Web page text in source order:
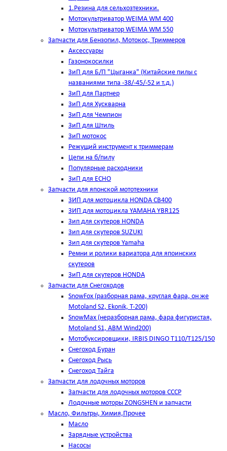
1.Резина для сельхозтехники.
Мотокультриватор WEIMA WM 400
Мотокультриватор WEIMA WM 550
Запчасти для Бензопил, Мотокос, Триммеров
Аксессуары
Газонокосилки
ЗиП для Б/П "Цыганка" (Китайские пилы с
названиями типа -38/-45/-52 и т.д.)
ЗиП для Партнер
ЗиП для Хускварна
ЗиП для Чемпион
ЗиП для Штиль
ЗиП мотокос
Режущий инструмент к триммерам
Цепи на б/пилу
Популярные расходники
ЗиП для ЕСНО
Запчасти для японской мототехники
ЗИП для мотоцикла HONDA CB400
ЗИП для мотоцикла YAMAHA YBR125
Зип для скутеров HONDA
Зип для скутеров SUZUKI
Зип для скутеров Yamaha
Ремни и ролики вариатора для япоинских
скутеров
ЗиП для скутеров HONDA
Запчасти для Снегоходов
SnowFox (разборная рама, круглая фара, он же
Motoland S2, Ekonik, T-200)
SnowMax (неразборная рама, фара фигуристая,
Motoland S1, ABM Wind200)
Мотобуксировщики, IRBIS DINGO Т110/Т125/150
Снегоход Буран
Снегоход Рысь
Снегоход Тайга
Запчасти для лодочных моторов
Запчасти для лодочных моторов СССР
Лодочные моторы ZONGSHEN и запчасти
Масло, Фильтры, Химия,Прочее
Масло
Зарядные устройства
Насосы